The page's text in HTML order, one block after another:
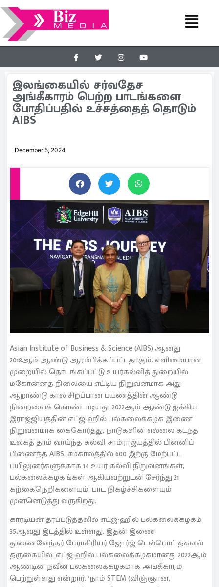
இலங்கையில் சர்வதேச
அங்கீகாரம் பெற்ற பாடங்களை
போதிப்பதில் உச்சத்தைத் தொடும்
AIBS
December 5, 2024
Asian Institute of Business & Science (AIBS) ஆனது
2018ஆம் ஆண்டு ஆரம்பிக்கப்பட்டதாகும். எளிமையான
முறையில் தொடங்கப்பட்டு உயர்கல்வித் துறையில்
மகோன்னத நிலையை எட்டிய நிறுவனமாக அது
ஆறாண்டு கால சிறப்பான பயணத்தின் ஆண்டு
நிறைவைக் கொண்டாடியது. 2022ஆம் ஆண்டு ஐக்கிய
இராஜ்ஜியத்தின் எட்ஜ்-ஹில் பல்கலைக்கழக இணை
நிறுவனமாக கைகோர்த்து, நாடுகளின் எல்லை கடந்த
உலகத் தரம் வாய்ந்த கல்வி சாம்ராஜ்யத்தில் பின்னிப்
பிணைந்த AIBS, சமகாலத்தில் 600 இற்கு மேற்பட்ட
பயிலுனர்களுக்காக 14 உயர் கல்வி நிறுவனங்கள்,
பல்கலைக்கழகங்கள் ஆகியவற்றுடன் சேர்ந்து 21
கற்கைநெறிகளையும், பாட நிகழ்ச்சிகளையும்
முன்னெடுத்து வருகிறது.
கார்டியன் தரப்படுத்தலில் எட்ஜ்-ஹில் பல்கலைக்கழகம்
35ஆவது இடத்தில் உள்ளது. இதன் இணை
துணைவேந்தர் பேராசிரியர் ஜோர்ஜ் டெல்பொட் தகவல்
தருகையில், எட்ஜ்-ஹில் பல்கலைக்கழகமானது 2022ஆம்
ஆண்டின் நவீன பல்கலைக்கழகமாக அங்கீகாரம்
பெற்றுள்ளது என்றார். ‘நாம் STEM (விஞ்ஞான,